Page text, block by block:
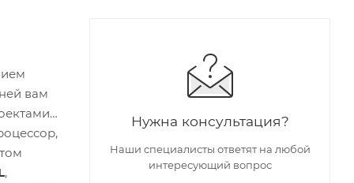
вам
,
Нужна консультация?
Наши специалисты ответят на любой
интересующий вопрос